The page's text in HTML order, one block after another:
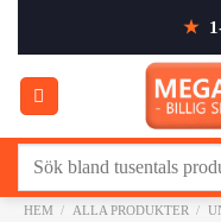
content
★
HEM / ALLA PRODUKTER /